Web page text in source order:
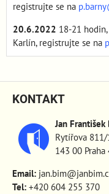
registrujte se na
20.6.2022 18-21 hodin,
Karlín, registrujte se na
KONTAKT
Jan František
Rytířova
143 00 Praha
Email:
Tel: +420 604 255 370